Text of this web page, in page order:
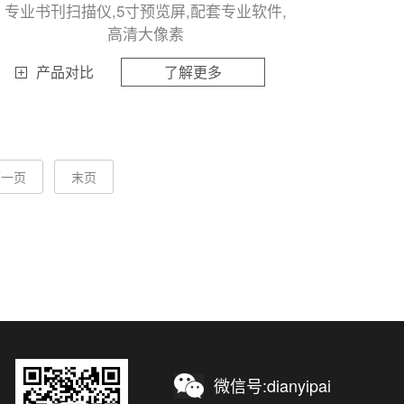
专业书刊扫描仪,5寸预览屏,配套专业软件,
高清大像素
产品对比 了解更多
页 末页
微信号:dianyipai